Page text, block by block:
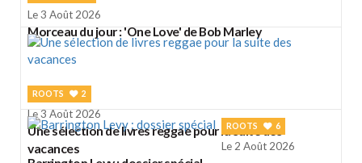
Le 3 Août 2026
Morceau du jour : 'One Love' de Bob Marley
ROOTS 2
Le 3 Août 2026
Une sélection de livres reggae pour la suite des
vacances
ROOTS 6
Le 2 Août 2026